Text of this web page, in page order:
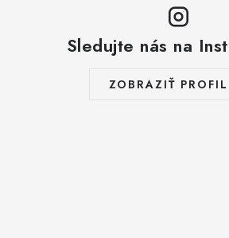
Sledujte nás na
ZOBRAZIŤ PROFIL